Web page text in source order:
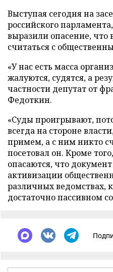
Выступая сегодня на
российского
выразили опасение, что
считаться с
«У нас есть масса
жалуются, судятся, а
частности депутат от
Федоткин.
«Суды проигрывают,
всегда на стороне
примем, а с ним никто
посетовал он. Кроме
опасаются, что
активизации
различных ведомствах,
достаточно пассивном